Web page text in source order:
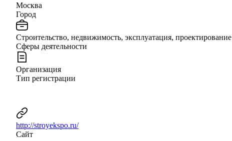
Москва
Город
Строительство, недвижимость, эксплуатация, проектирование
Сферы деятельности
Организация
Тип регистрации
http://stroyekspo.ru/
Сайт